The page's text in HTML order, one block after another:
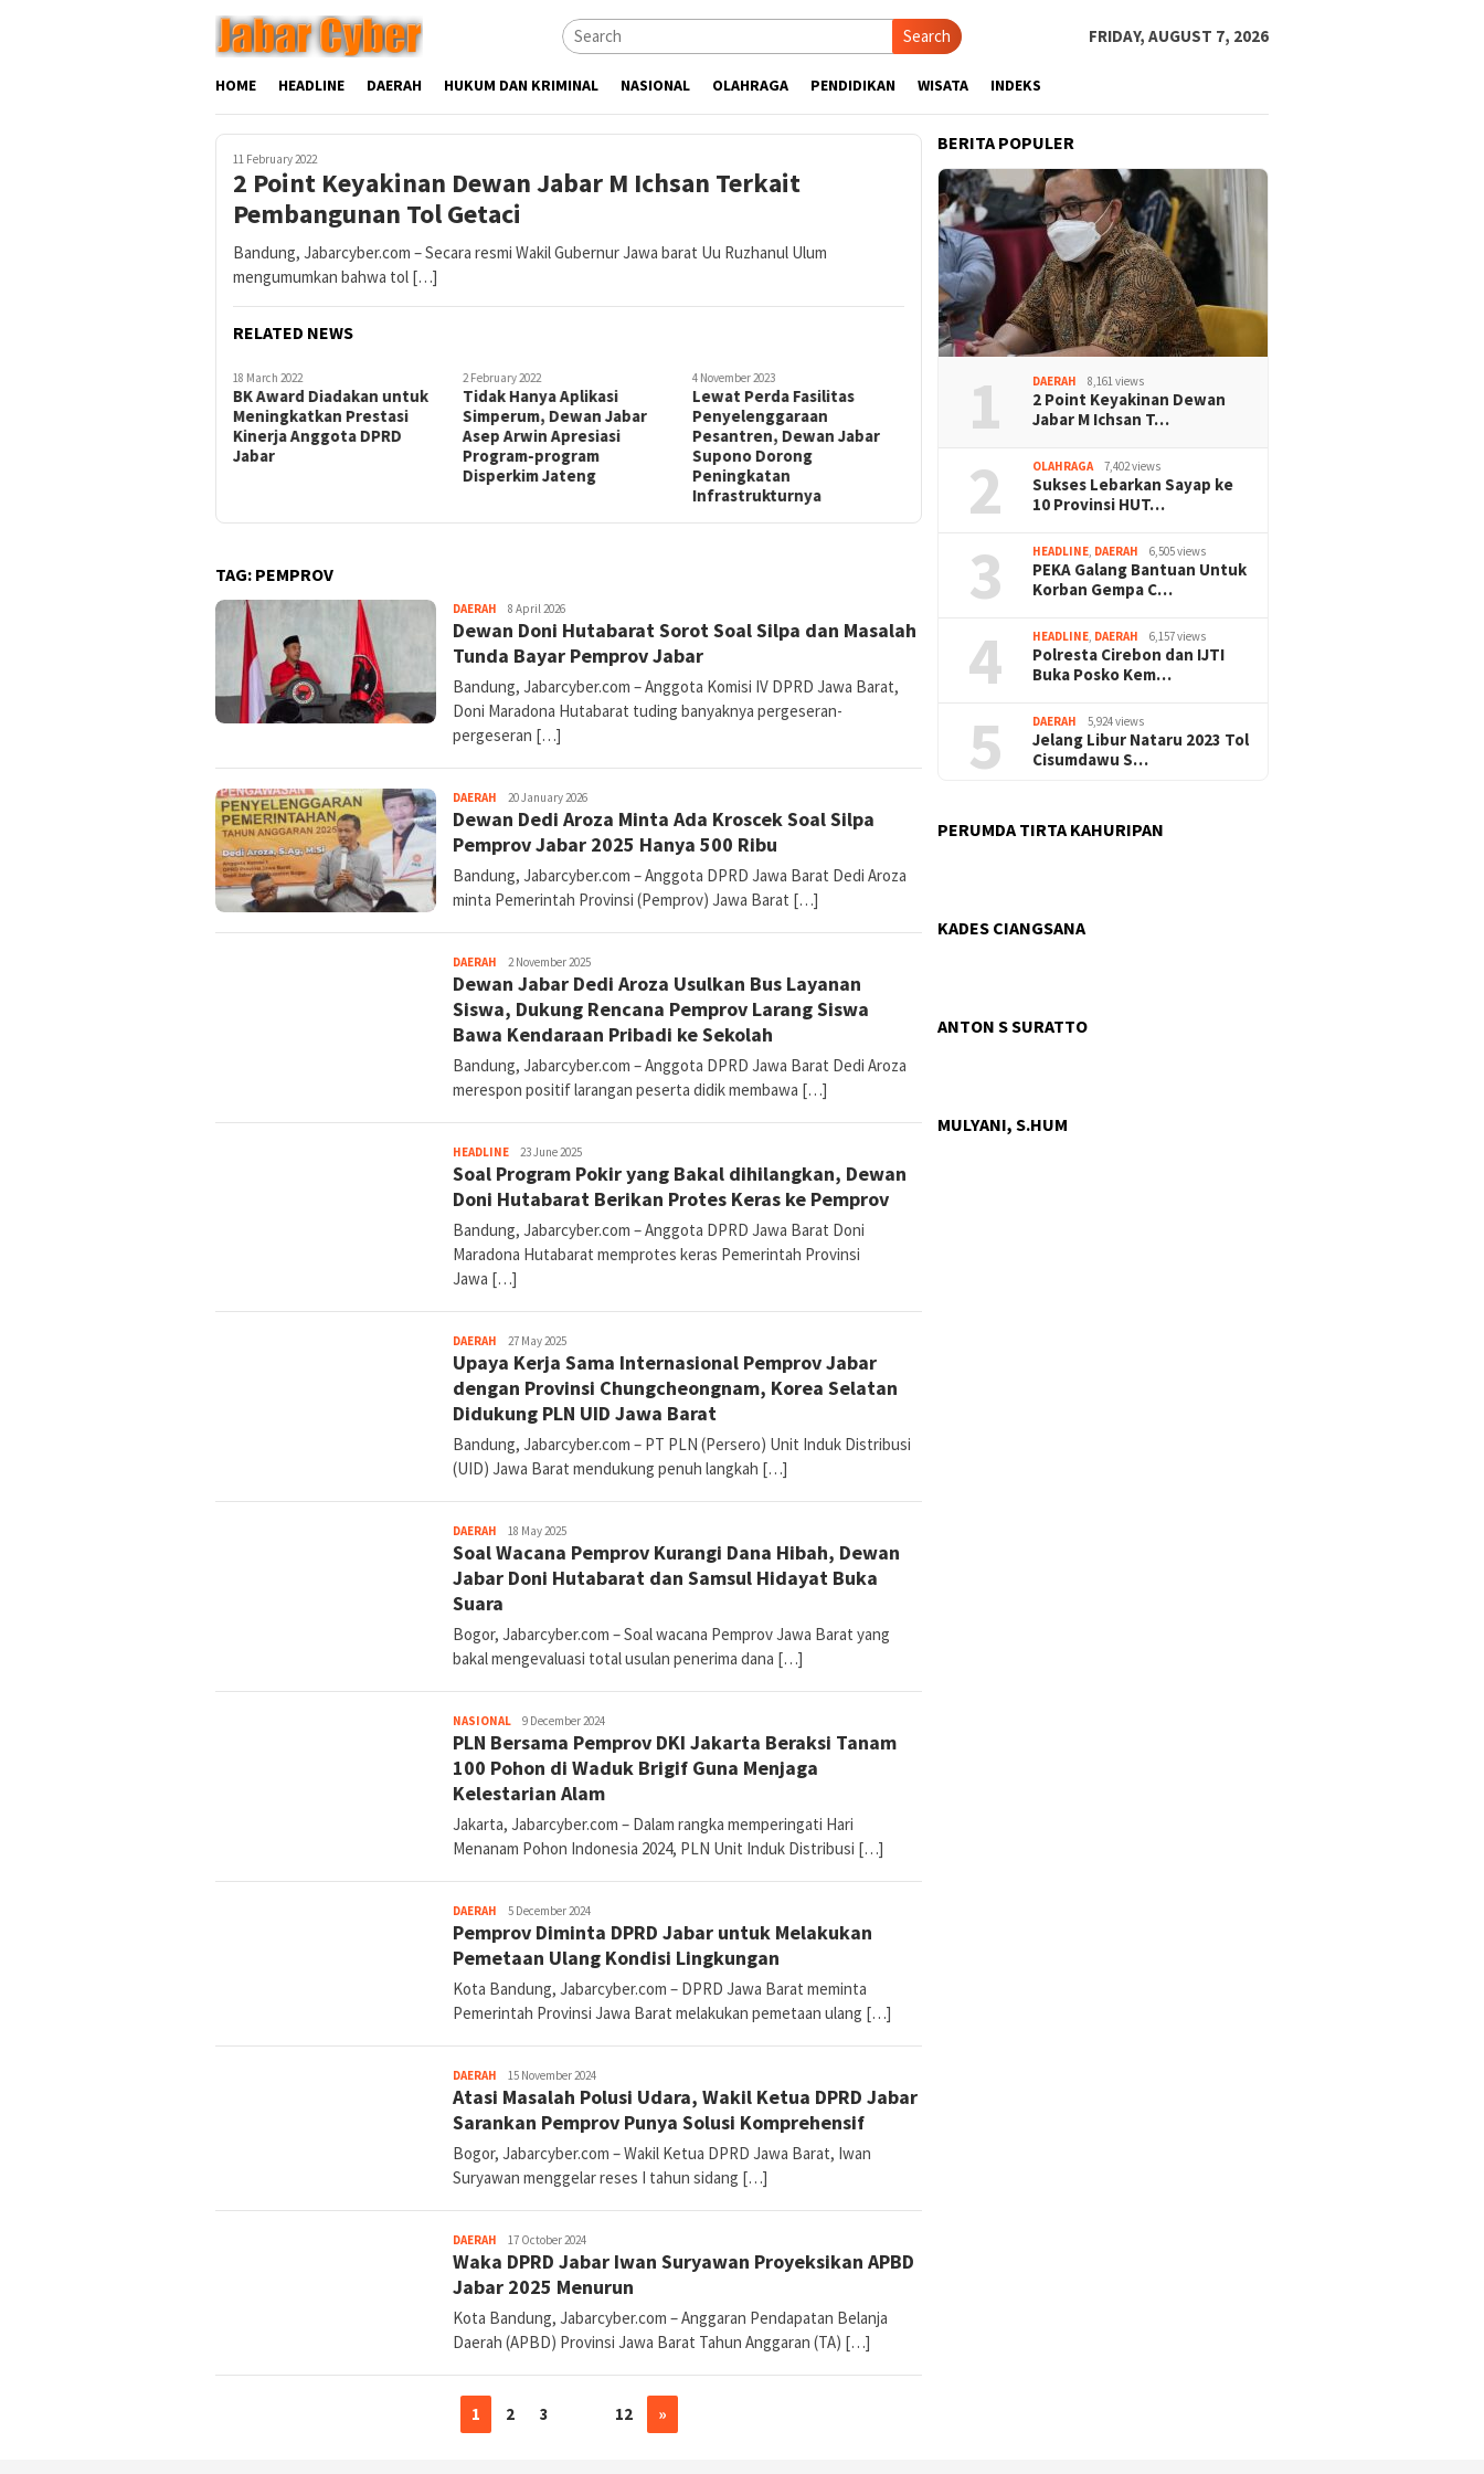
Search FRIDAY, AUGUST 7, 2026
HOME HEADLINE DAERAH HUKUM DAN KRIMINAL NASIONAL OLAHRAGA PENDIDIKAN WISATA INDEKS
11 February 2022
2 Point Keyakinan Dewan Jabar M Ichsan Terkait
Pembangunan Tol Getaci
Bandung, Jabarcyber.com – Secara resmi Wakil Gubernur Jawa barat Uu Ruzhanul Ulum
mengumumkan bahwa tol […]
RELATED NEWS
18 March 2022
BK Award Diadakan untuk
Meningkatkan Prestasi
Kinerja Anggota DPRD
Jabar
2 February 2022
Tidak Hanya Aplikasi
Simperum, Dewan Jabar
Asep Arwin Apresiasi
Program-program
Disperkim Jateng
4 November 2023
Lewat Perda Fasilitas
Penyelenggaraan
Pesantren, Dewan Jabar
Supono Dorong
Peningkatan
Infrastrukturnya
TAG: PEMPROV
DAERAH Joy
Jabar
8 April 2026
Dewan Doni Hutabarat Sorot Soal Silpa dan Masalah
Tunda Bayar Pemprov Jabar
Bandung, Jabarcyber.com – Anggota Komisi IV DPRD Jawa Barat,
Doni Maradona Hutabarat tuding banyaknya pergeseran-
pergeseran […]
DAERAH Joy
Jabar
20 January 2026
Dewan Dedi Aroza Minta Ada Kroscek Soal Silpa
Pemprov Jabar 2025 Hanya 500 Ribu
Bandung, Jabarcyber.com – Anggota DPRD Jawa Barat Dedi Aroza
minta Pemerintah Provinsi (Pemprov) Jawa Barat […]
DAERAH Joy
Jabar
2 November 2025
Dewan Jabar Dedi Aroza Usulkan Bus Layanan
Siswa, Dukung Rencana Pemprov Larang Siswa
Bawa Kendaraan Pribadi ke Sekolah
Bandung, Jabarcyber.com – Anggota DPRD Jawa Barat Dedi Aroza
merespon positif larangan peserta didik membawa […]
HEADLINE Joy
Jabar
Cyber
23 June 2025
Soal Program Pokir yang Bakal dihilangkan, Dewan
Doni Hutabarat Berikan Protes Keras ke Pemprov
Bandung, Jabarcyber.com – Anggota DPRD Jawa Barat Doni
Maradona Hutabarat memprotes keras Pemerintah Provinsi
Jawa […]
DAERAH Joy
Jabar
27 May 2025
Upaya Kerja Sama Internasional Pemprov Jabar
dengan Provinsi Chungcheongnam, Korea Selatan
Didukung PLN UID Jawa Barat
Bandung, Jabarcyber.com – PT PLN (Persero) Unit Induk Distribusi
(UID) Jawa Barat mendukung penuh langkah […]
DAERAH Joy
Jabar
18 May 2025
Soal Wacana Pemprov Kurangi Dana Hibah, Dewan
Jabar Doni Hutabarat dan Samsul Hidayat Buka
Suara
Bogor, Jabarcyber.com – Soal wacana Pemprov Jawa Barat yang
bakal mengevaluasi total usulan penerima dana […]
NASIONAL Joy
Jabar
9 December 2024
PLN Bersama Pemprov DKI Jakarta Beraksi Tanam
100 Pohon di Waduk Brigif Guna Menjaga
Kelestarian Alam
Jakarta, Jabarcyber.com – Dalam rangka memperingati Hari
Menanam Pohon Indonesia 2024, PLN Unit Induk Distribusi […]
DAERAH Joy
Jabar
5 December 2024
Pemprov Diminta DPRD Jabar untuk Melakukan
Pemetaan Ulang Kondisi Lingkungan
Kota Bandung, Jabarcyber.com – DPRD Jawa Barat meminta
Pemerintah Provinsi Jawa Barat melakukan pemetaan ulang […]
DAERAH Joy
Jabar
15 November 2024
Atasi Masalah Polusi Udara, Wakil Ketua DPRD Jabar
Sarankan Pemprov Punya Solusi Komprehensif
Bogor, Jabarcyber.com – Wakil Ketua DPRD Jawa Barat, Iwan
Suryawan menggelar reses I tahun sidang […]
DAERAH Joy
Jabar
17 October 2024
Waka DPRD Jabar Iwan Suryawan Proyeksikan APBD
Jabar 2025 Menurun
Kota Bandung, Jabarcyber.com – Anggaran Pendapatan Belanja
Daerah (APBD) Provinsi Jawa Barat Tahun Anggaran (TA) […]
1 2 3 12 »
BERITA POPULER
1 DAERAH 8,161 views
2 Point Keyakinan Dewan
Jabar M Ichsan T…
2 OLAHRAGA 7,402 views
Sukses Lebarkan Sayap ke
10 Provinsi HUT…
3 HEADLINE DAERAH 6,505 views
PEKA Galang Bantuan Untuk
Korban Gempa C…
4 HEADLINE DAERAH 6,157 views
Polresta Cirebon dan IJTI
Buka Posko Kem…
5 DAERAH 5,924 views
Jelang Libur Nataru 2023 Tol
Cisumdawu S…
PERUMDA TIRTA KAHURIPAN
KADES CIANGSANA
ANTON S SURATTO
MULYANI, S.HUM